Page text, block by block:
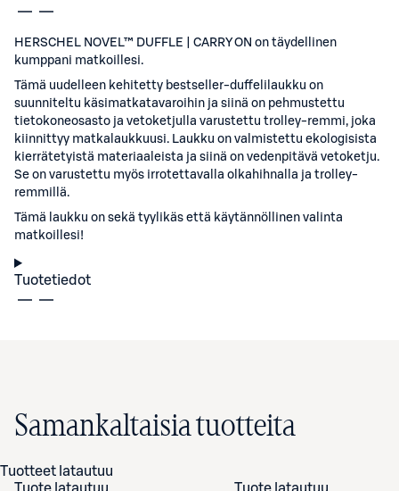
HERSCHEL NOVEL™ DUFFLE | CARRY ON on täydellinen
kumppani matkoillesi.
Tämä uudelleen kehitetty bestseller-duffelilaukku on
suunniteltu käsimatkatavaroihin ja siinä on pehmustettu
tietokoneosasto ja vetoketjulla varustettu trolley-remmi, joka
kiinnittyy matkalaukkuusi. Laukku on valmistettu ekologisista
kierrätetyistä materiaaleista ja siinä on vedenpitävä vetoketju.
Se on varustettu myös irrotettavalla olkahihnalla ja trolley-
remmillä.
Tämä laukku on sekä tyylikäs että käytännöllinen valinta
matkoillesi!
Tuotetiedot
Samankaltaisia tuotteita
Tuotteet latautuu